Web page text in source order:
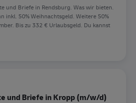
und Briefe in Rendsburg. Was wir bieten.
inkl. 50% Weihnachtsgeld. Weitere 50%
Bis zu 332 € Urlaubsgeld. Du kannst
und Briefe in Kropp (m/w/d)